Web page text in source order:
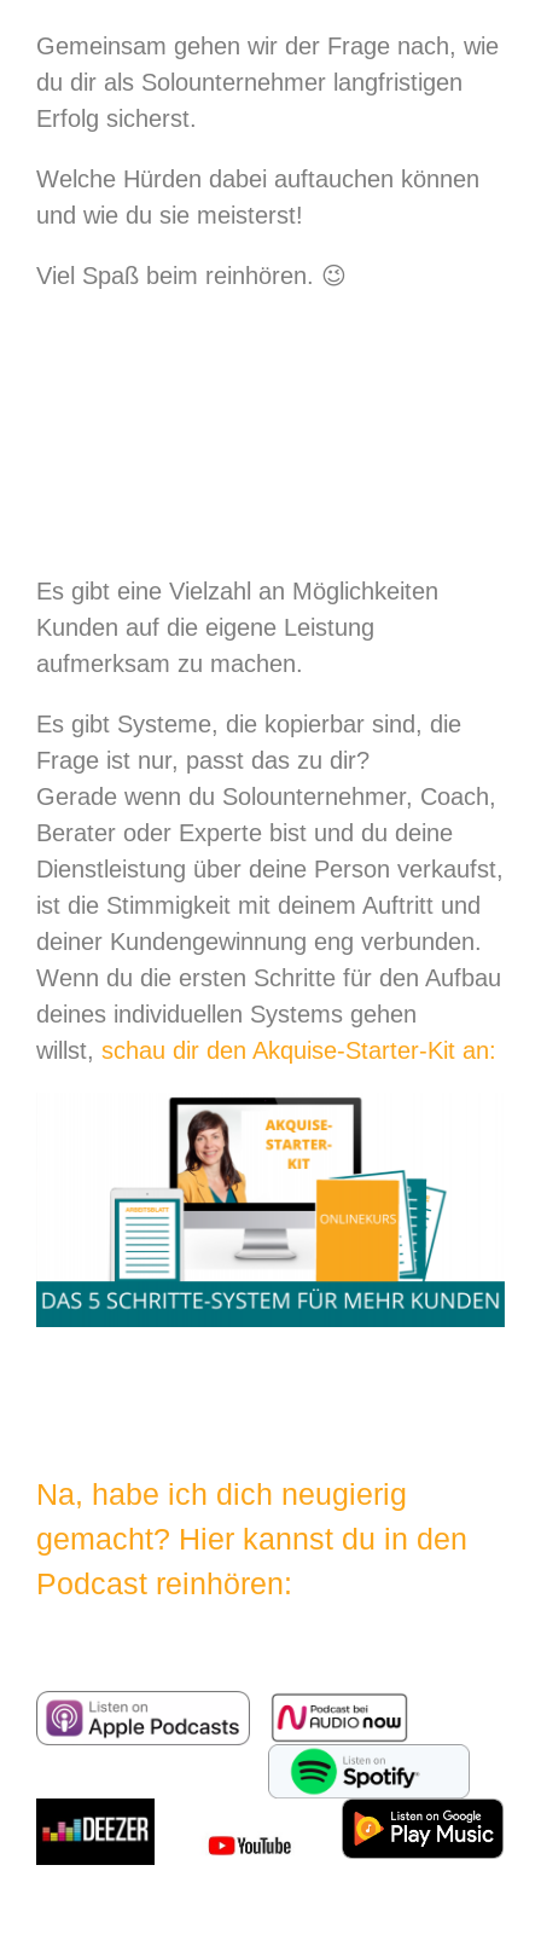
Gemeinsam gehen wir der Frage nach, wie
du dir als Solounternehmer langfristigen
Erfolg sicherst.
Welche Hürden dabei auftauchen können
und wie du sie meisterst!
Viel Spaß beim reinhören. 😉
Es gibt eine Vielzahl an Möglichkeiten
Kunden auf die eigene Leistung
aufmerksam zu machen.
Es gibt Systeme, die kopierbar sind, die
Frage ist nur, passt das zu dir?
Gerade wenn du Solounternehmer, Coach,
Berater oder Experte bist und du deine
Dienstleistung über deine Person verkaufst,
ist die Stimmigkeit mit deinem Auftritt und
deiner Kundengewinnung eng verbunden.
Wenn du die ersten Schritte für den Aufbau
deines individuellen Systems gehen
willst, schau dir den Akquise-Starter-Kit an:
Na, habe ich dich neugierig
gemacht? Hier kannst du in den
Podcast reinhören: